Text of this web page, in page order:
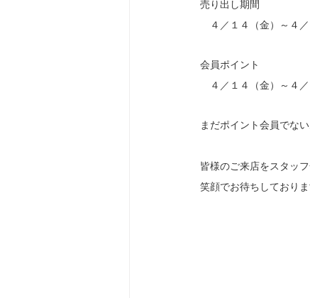
売り出し期間
４／１４（金）～４／
会員ポイント
４／１４（金）～４
まだポイント会員でな
皆様のご来店をスタッ
笑顔でお待ちしておりま